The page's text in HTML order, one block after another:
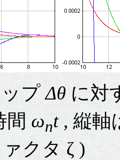
ップΔθ に対
ωnt, 縦軸
クタ ζ )